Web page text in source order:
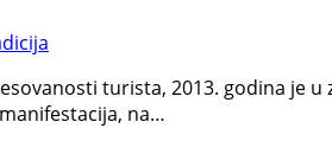
turista, 2013. godina je
na…